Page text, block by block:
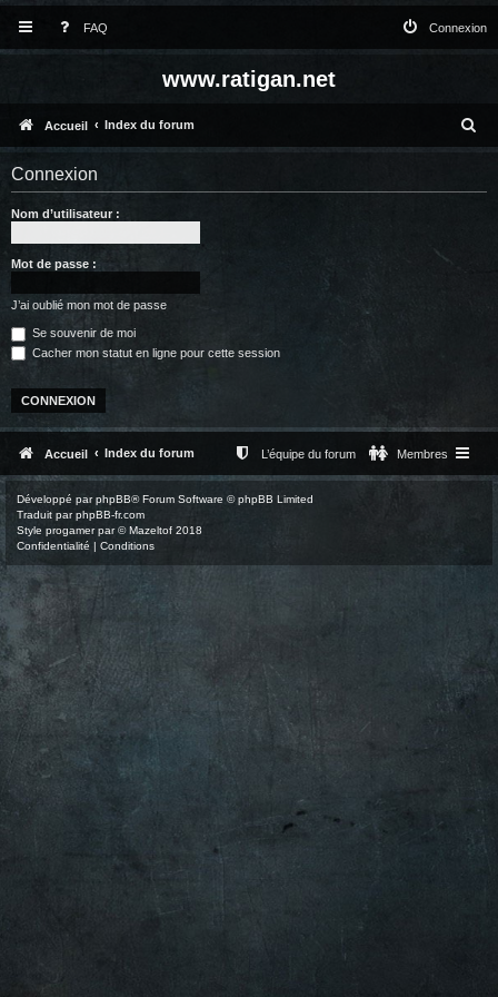
FAQ Connexion
www.ratigan.net
Accueil Index du forum
Connexion
Nom d’utilisateur :
Mot de passe :
J’ai oublié mon mot de passe
Se souvenir de moi
Cacher mon statut en ligne pour cette session
Accueil Index du forum Membres
L’équipe du forum
Développé parphpBB® Forum Software © phpBB Limited
Traduit parphpBB-fr.com
Style progamerpar ©Mazeltof 2018
Confidentialité | Conditions